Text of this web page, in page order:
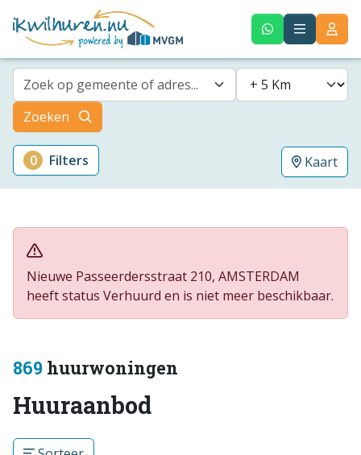
Zoek op gemeente of adres...
Zoeken
0 Filters Kaart
Nieuwe Passeerdersstraat 210, AMSTERDAM
heeft status Verhuurd en is niet meer beschikbaar.
869 huurwoningen
Huuraanbod